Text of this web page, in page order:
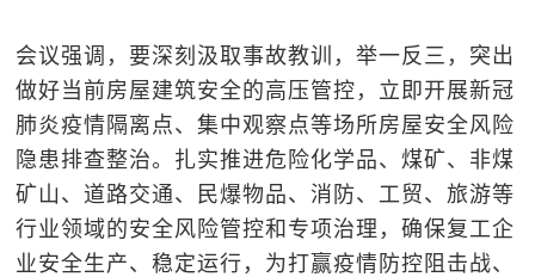
会议强调，要深刻汲取事故教训，举一反三，突出
做好当前房屋建筑安全的高压管控，立即开展新冠
肺炎疫情隔离点、集中观察点等场所房屋安全风险
隐患排查整治。扎实推进危险化学品、煤矿、非煤
矿山、道路交通、民爆物品、消防、工贸、旅游等
行业领域的安全风险管控和专项治理，确保复工企
业安全生产、稳定运行，为打赢疫情防控阻击战、